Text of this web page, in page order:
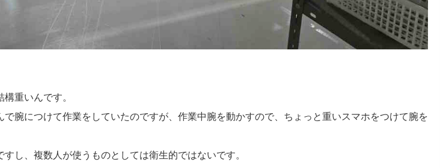
重いんです。
腕につけて作業をしていたのですが、作業中腕を動かすので、ちょっと重いスマホをつけて腕を
し、複数人が使うものとしては衛生的ではないです。